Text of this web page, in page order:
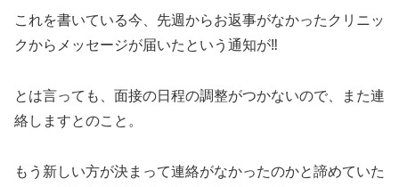
これを書いている今、先週からお返事がなかったクリニッ
クからメッセージが届いたという通知が‼️
とは言っても、面接の日程の調整がつかないので、また連
絡しますとのこと。
もう新しい方が決まって連絡がなかったのかと諦めていた